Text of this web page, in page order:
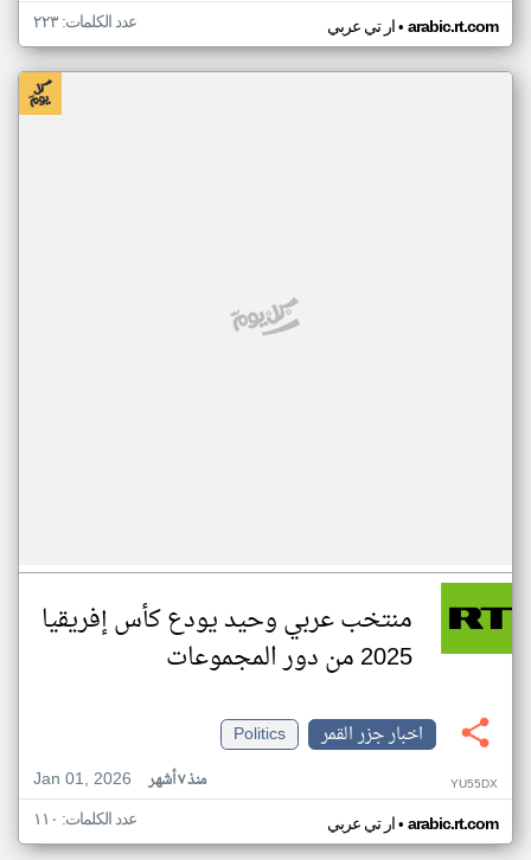
ار تي عربي• arabic.rt.com عدد الكلمات: ٢٢٣
منتخب عربي وحيد يودع كأس إفريقيا
2025 من دور المجموعات
اخبار جزر القمر
Politics
Jan 01, 2026
منذ ٧ أشهر YU55DX
ار تي عربي• arabic.rt.com عدد الكلمات: ١١٠